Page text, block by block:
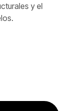
y el